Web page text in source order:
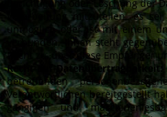
Berichtigung oder Löschung der
Verarbeitung mitzuteilen, es
unmöglich oder ist mit einem
verbunden. Ihnen steht
Recht zu, über diese Empfänger
Recht auf Datenübertragbarkeit:
betreffenden
Verantwortlichen bereitgestellt
gängigen und